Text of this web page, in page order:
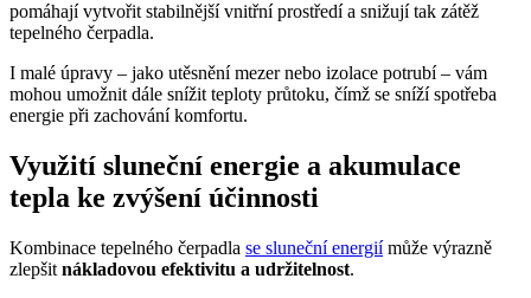
pomáhají vytvořit stabilnější vnitřní prostředí a snižují tak zátěž
tepelného čerpadla.
I malé úpravy – jako utěsnění mezer nebo izolace potrubí – vám
mohou umožnit dále snížit teploty průtoku, čímž se sníží spotřeba
energie při zachování komfortu.
Využití sluneční energie a akumulace
tepla ke zvýšení účinnosti
Kombinace tepelného čerpadla se sluneční energiímůže výrazně
zlepšit nákladovou efektivitu a udržitelnost.